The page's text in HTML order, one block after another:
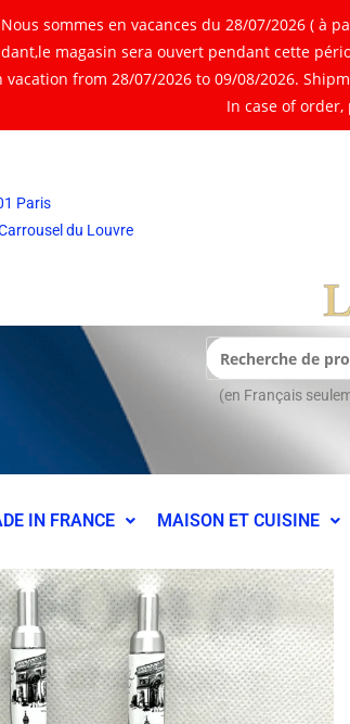
Nous sommes en vacances du 28/07/2026 ( à
magasin sera ouvert pendant cette
vacation from 28/07/2026 to 09/08/2026.
In case of
Paris
du Louvre
(en Français
IN FRANCE MAISON ET CUISINE